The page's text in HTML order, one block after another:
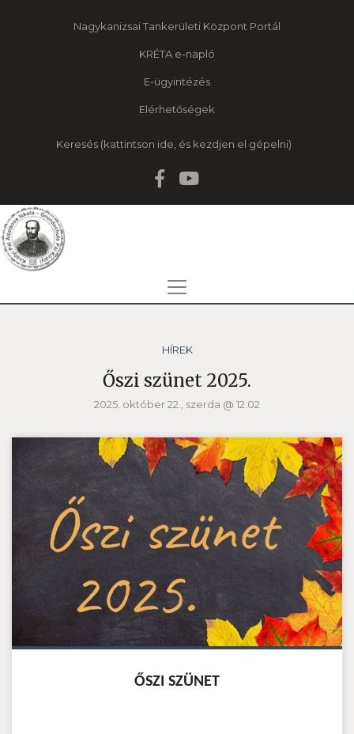
Nagykanizsai Tankerületi Központ Portál
KRÉTA e-napló
E-ügyintézés
Elérhetőségek
Keresés
HÍREK
Őszi szünet 2025.
2025. október 22., szerda @ 12:02
ŐSZI SZÜNET